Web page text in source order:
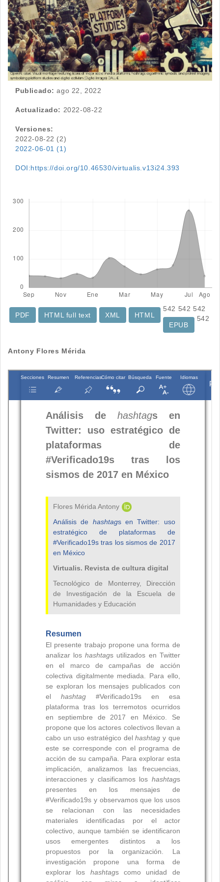
Publicado: ago 22, 2022
Actualizado: 2022-08-22
Versiones:
2022-08-22 (2)
2022-06-01 (1)
DOI:https://doi.org/10.46530/virtualis.v13i24.393
542
PDF
542
HTML full text
XML
542
HTML
542
EPUB
Contenido
principal
artículo
Antony Flores Mérida